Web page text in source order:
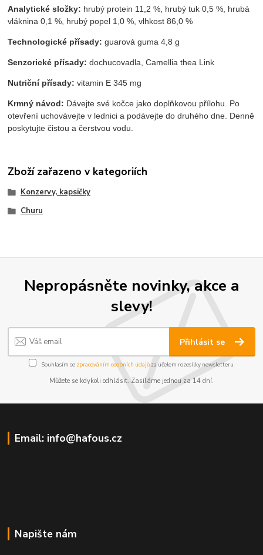
Analytické složky: hrubý protein 11,2 %, hrubý tuk 0,5 %, hrubá
vláknina 0,1 %, hrubý popel 1,0 %, vlhkost 86,0 %
Technologické přísady: guarová guma 4,8 g
Senzorické přísady: dochucovadla, Camellia thea Link
Nutriční přísady: vitamin E 345 mg
Krmný návod: Dávejte své kočce jako doplňkovou přílohu. Po
otevření uchovávejte v lednici a podávejte do druhého dne. Denně
poskytujte čistou a čerstvou vodu.
Zboží zařazeno v kategoriích
Konzervy, kapsičky
Churu
Nepropásněte novinky, akce a
slevy!
Přihlásit se
Souhlasím se zpracováním osobních údajůza účelem rozesílky newsletteru.
Můžete se kdykoli odhlásit. Zasíláme jednou za 14 dní.
Email: info@hafous.cz
Napište nám